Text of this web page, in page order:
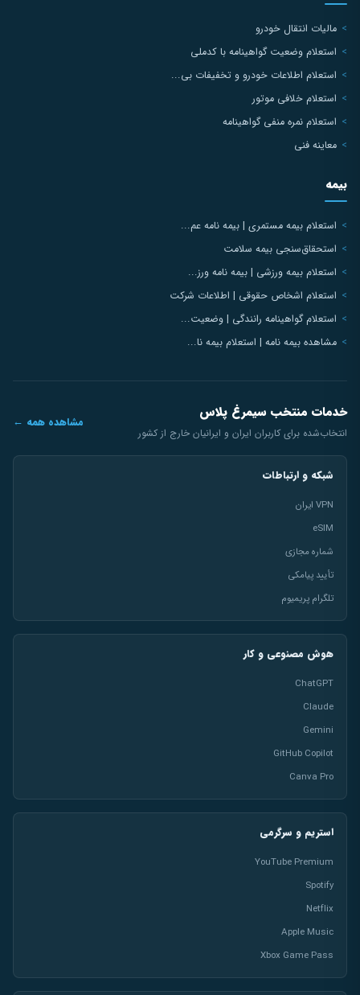
مالیات انتقال خودرو
استعلام وضعیت گواهینامه با کدملی
استعلام اطلاعات خودرو و تخفیفات بی...
استعلام خلافی موتور
استعلام نمره منفی گواهینامه
معاینه فنی
بیمه
استعلام بیمه مستمری | بیمه نامه عم...
استحقاق‌سنجی بیمه سلامت
استعلام بیمه ورزشی | بیمه نامه ورز...
استعلام اشخاص حقوقی | اطلاعات شرکت
استعلام گواهینامه رانندگی | وضعیت...
مشاهده بیمه نامه | استعلام بیمه نا...
خدمات منتخب سیمرغ پلاس
انتخاب‌شده برای کاربران ایران و ایرانیان خارج از کشور
مشاهده همه ←
شبکه و ارتباطات
VPN ایران
eSIM
شماره مجازی
تأیید پیامکی
تلگرام پریمیوم
هوش مصنوعی و کار
ChatGPT
Claude
Gemini
GitHub Copilot
Canva Pro
استریم و سرگرمی
YouTube Premium
Spotify
Netflix
Apple Music
Xbox Game Pass